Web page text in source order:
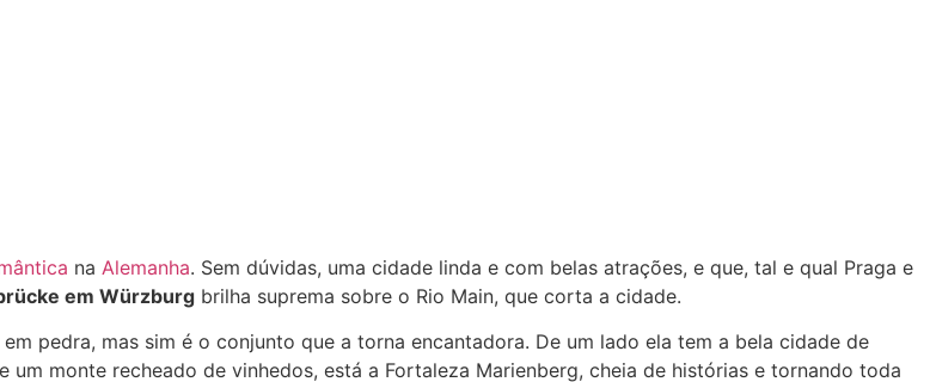
na Alemanha. Sem dúvidas, uma cidade linda e com belas atrações, e que, tal e qual Praga e
em Würzburg brilha suprema sobre o Rio Main, que corta a cidade.
pedra, mas sim é o conjunto que a torna encantadora. De um lado ela tem a bela cidade de
monte recheado de vinhedos, está a Fortaleza Marienberg, cheia de histórias e tornando toda